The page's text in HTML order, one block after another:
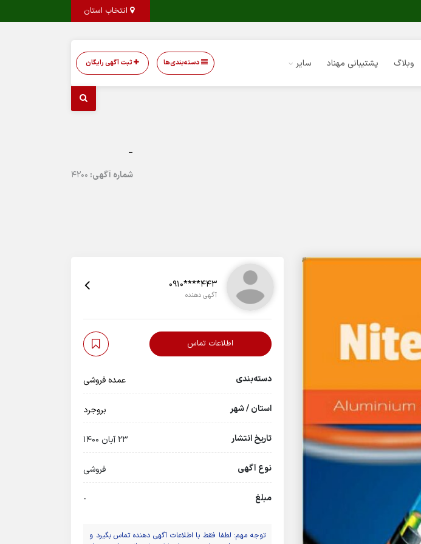
وبلاگ پشتیبانی مهناد سایر دسته‌بندی‌ها ثبت آگهی رایگان
-
شماره آگهی: 4200
0910****443
آگهی دهنده
اطلاعات تماس
دسته‌بندی عمده فروشی
استان / شهر بروجرد
تاریخ انتشار 23 آبان 1400
نوع آگهی فروشی
مبلغ -
توجه مهم: لطفا فقط با اطلاعات آگهی دهنده تماس بگیرد و